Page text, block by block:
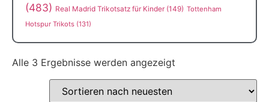
(483) Real Madrid Trikotsatz für Kinder (149) Tottenham
Hotspur Trikots (131)
Alle 3 Ergebnisse werden angezeigt